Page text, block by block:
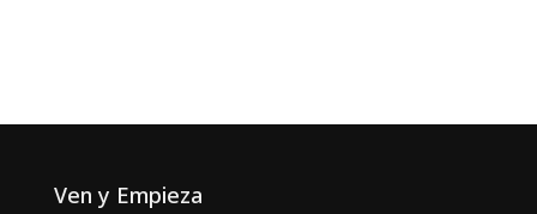
Ven y Empieza